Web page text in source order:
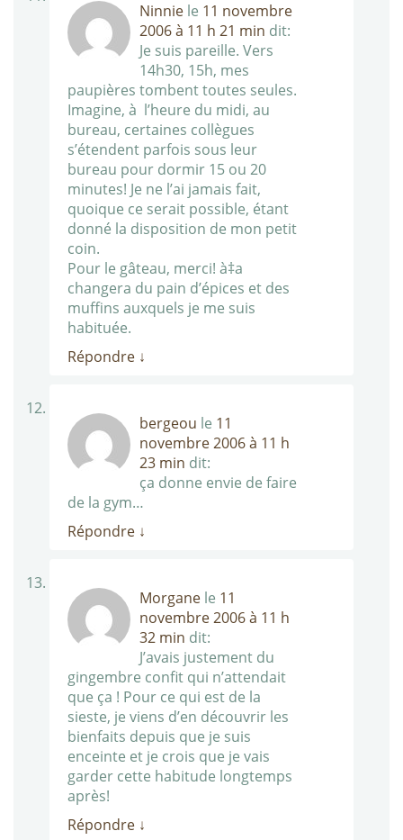
Ninnie le 11 novembre
2006 à 11 h 21 min dit:
Je suis pareille. Vers
14h30, 15h, mes
paupières tombent toutes seules.
Imagine, à l’heure du midi, au
bureau, certaines collègues
s’étendent parfois sous leur
bureau pour dormir 15 ou 20
minutes! Je ne l’ai jamais fait,
quoique ce serait possible, étant
donné la disposition de mon petit
coin.
Pour le gâteau, merci! à‡a
changera du pain d’épices et des
muffins auxquels je me suis
habituée.
Répondre ↓
bergeou le 11
novembre 2006 à 11 h
23 min dit:
ça donne envie de faire
de la gym…
Répondre ↓
Morgane le 11
novembre 2006 à 11 h
32 min dit:
J’avais justement du
gingembre confit qui n’attendait
que ça ! Pour ce qui est de la
sieste, je viens d’en découvrir les
bienfaits depuis que je suis
enceinte et je crois que je vais
garder cette habitude longtemps
après!
Répondre ↓